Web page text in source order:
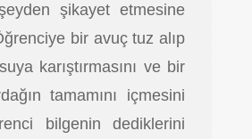
şikayet etmesine
bir avuç tuz alıp
karıştırmasını ve bir
tamamını içmesini
bilgenin dediklerini